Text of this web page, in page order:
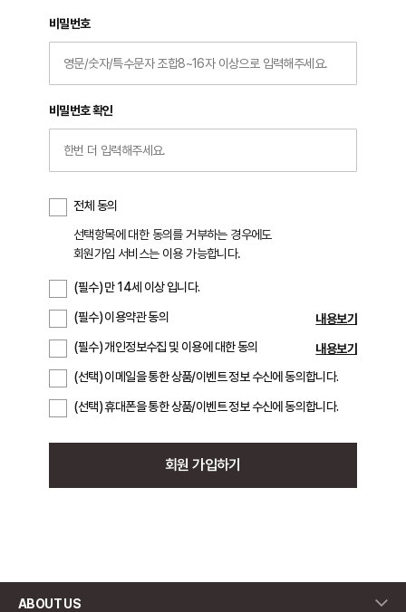
비밀번호
비밀번호 확인
전체 동의
선택항목에 대한 동의를 거부하는 경우에도
회원가입 서비스는 이용 가능합니다.
(필수) 만 14세 이상 입니다.
(필수) 이용약관 동의
내용보기
(필수) 개인정보수집 및 이용에 대한 동의
내용보기
(선택) 이메일을 통한 상품/이벤트 정보 수신에 동의합니다.
(선택) 휴대폰을 통한 상품/이벤트 정보 수신에 동의합니다.
회원 가입하기
ABOUT US